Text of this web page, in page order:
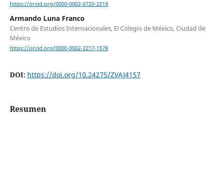
https://orcid.org/0000-0002-6720-2219
Armando Luna Franco
Centro de Estudios Internacionales, El Colegio de México, Ciudad de
México
https://orcid.org/0000-0002-2217-1578
DOI: https://doi.org/10.24275/ZVAJ4157
Resumen